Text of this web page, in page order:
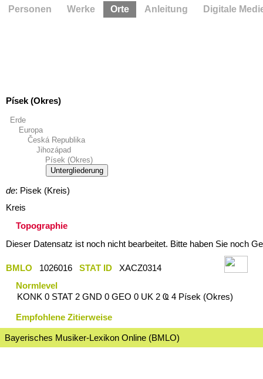
Písek (Okres)
Erde
Europa
Česká Republika
Jihozápad
Písek (Okres)
Untergliederung
de: Pisek (Kreis)
Kreis
Topographie
Dieser Datensatz ist noch nicht bearbeitet. Bitte haben Sie noch
BMLO 1026016 STAT ID
XACZ0314
Normlevel
KONK 0 STAT 2 GND 0 GEO 0 UK 2 Ҩ 4 Písek (Okres)
Empfohlene Zitierweise
Bayerisches Musiker-Lexikon Online (BMLO)
Personen Werke Orte Anleitung Digitale